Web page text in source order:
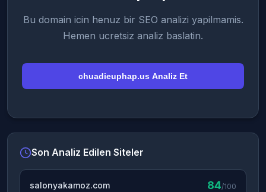
Bu domain icin henuz bir SEO analizi yapilmamis.
Hemen ucretsiz analiz baslatin.
chuadieuphap.us Analiz Et
Son Analiz Edilen Siteler
salonyakamoz.com 84/100